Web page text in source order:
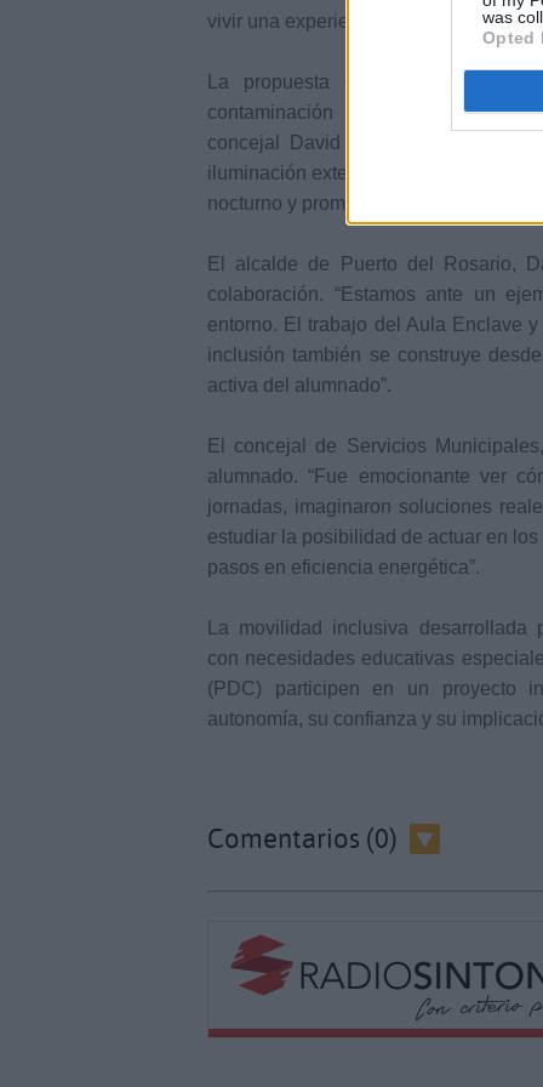
was
Opted
vivir una experiencia de movilidad
La propuesta de actuación
contaminación lumínica
concejal David de León. A partir de
iluminación exterior del recinto,
nocturno y promover un uso más
El alcalde de Puerto del Rosario,
colaboración. “Estamos ante un
entorno. El trabajo del Aula Enclave
inclusión también se construye
activa del alumnado”.
El concejal de Servicios
alumnado. “Fue emocionante ver
jornadas, imaginaron soluciones
estudiar la posibilidad de actuar en
pasos en eficiencia energética”.
La movilidad inclusiva
con necesidades educativas
(PDC) participen en un proyecto
autonomía, su confianza y su
Comentarios (0)